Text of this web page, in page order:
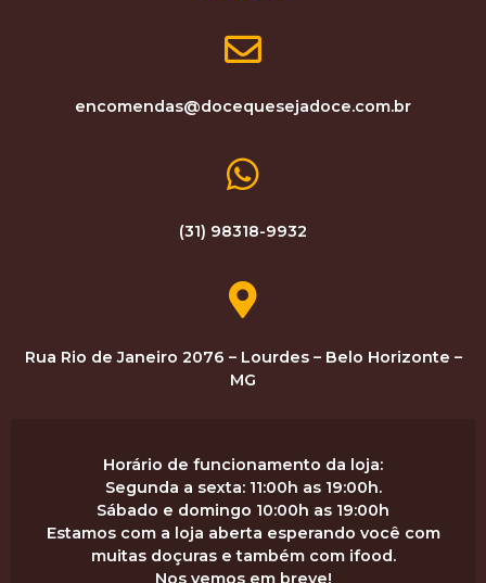
encomendas@docequesejadoce.com.br
(31) 98318-9932
Rua Rio de Janeiro 2076 – Lourdes – Belo Horizonte –
MG
Horário de funcionamento da loja:
Segunda a sexta: 11:00h as 19:00h.
Sábado e domingo 10:00h as 19:00h
Estamos com a loja aberta esperando você com
muitas doçuras e também com ifood.
Nos vemos em breve!